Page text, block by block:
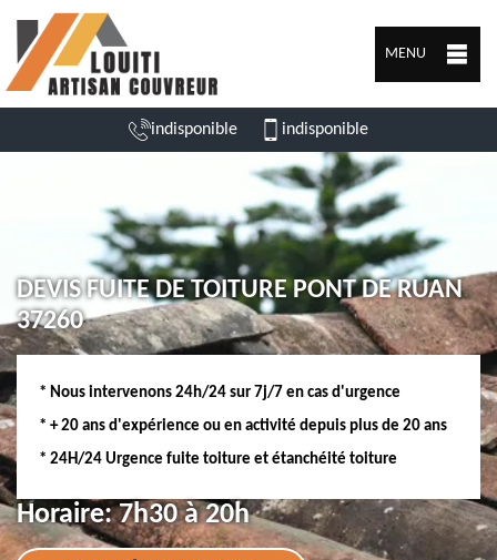
MENU
indisponible indisponible
DEVIS FUITE DE TOITURE PONT DE RUAN
37260
* Nous intervenons 24h/24 sur 7j/7 en cas d'urgence
* + 20 ans d'expérience ou en activité depuis plus de 20 ans
* 24H/24 Urgence fuite toiture et étanchéité toiture
Horaire:7h30 à 20h